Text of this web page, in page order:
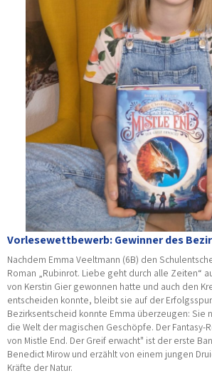
Vorlesewettbewerb: Gewinner des
Nachdem Emma Veeltmann (6B) den
Roman „Rubinrot. Liebe geht durch alle Zeiten“
von Kerstin Gier gewonnen hatte und auch den
entscheiden konnte, bleibt sie auf der
Bezirksentscheid konnte Emma überzeugen: Sie
die Welt der magischen Geschöpfe. Der Fantasy-
von Mistle End. Der Greif erwacht" ist der erste
Benedict Mirow und erzählt von einem jungen
Kräfte der Natur.